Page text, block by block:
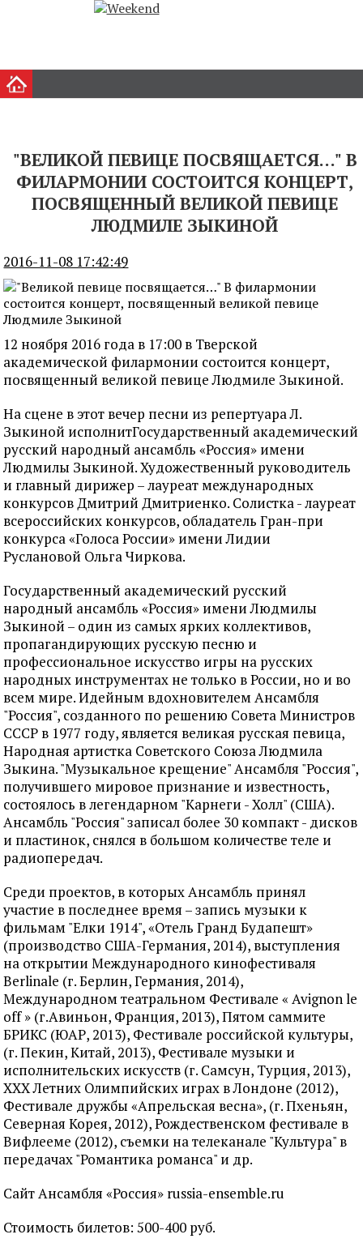
"ВЕЛИКОЙ ПЕВИЦЕ ПОСВЯЩАЕТСЯ…" В
ФИЛАРМОНИИ СОСТОИТСЯ КОНЦЕРТ,
ПОСВЯЩЕННЫЙ ВЕЛИКОЙ ПЕВИЦЕ
ЛЮДМИЛЕ ЗЫКИНОЙ
2016-11-08 17:42:49
12 ноября 2016 года в 17:00 в Тверской
академической филармонии состоится концерт,
посвященный великой певице Людмиле Зыкиной.
На сцене в этот вечер песни из репертуара Л.
Зыкиной исполнитГосударственный академический
русский народный ансамбль «Россия» имени
Людмилы Зыкиной. Художественный руководитель
и главный дирижер – лауреат международных
конкурсов Дмитрий Дмитриенко. Солистка - лауреат
всероссийских конкурсов, обладатель Гран-при
конкурса «Голоса России» имени Лидии
Руслановой Ольга Чиркова.
Государственный академический русский
народный ансамбль «Россия» имени Людмилы
Зыкиной – один из самых ярких коллективов,
пропагандирующих русскую песню и
профессиональное искусство игры на русских
народных инструментах не только в России, но и во
всем мире. Идейным вдохновителем Ансамбля
"Россия", созданного по решению Совета Министров
СССР в 1977 году, является великая русская певица,
Народная артистка Советского Союза Людмила
Зыкина. "Музыкальное крещение" Ансамбля "Россия",
получившего мировое признание и известность,
состоялось в легендарном "Карнеги - Холл" (США).
Ансамбль "Россия" записал более 30 компакт - дисков
и пластинок, снялся в большом количестве теле и
радиопередач.
Среди проектов, в которых Ансамбль принял
участие в последнее время – запись музыки к
фильмам "Елки 1914", «Отель Гранд Будапешт»
(производство США-Германия, 2014), выступления
на открытии Международного кинофестиваля
Berlinale (г. Берлин, Германия, 2014),
Международном театральном Фестивале « Avignon le
off » (г.Авиньон, Франция, 2013), Пятом саммите
БРИКС (ЮАР, 2013), Фестивале российской культуры,
(г. Пекин, Китай, 2013), Фестивале музыки и
исполнительских искусств (г. Самсун, Турция, 2013),
ХХХ Летних Олимпийских играх в Лондоне (2012),
Фестивале дружбы «Апрельская весна», (г. Пхеньян,
Северная Корея, 2012), Рождественском фестивале в
Вифлееме (2012), съемки на телеканале "Культура" в
передачах "Романтика романса" и др.
Сайт Ансамбля «Россия» russia-ensemble.ru
Стоимость билетов: 500-400 руб.